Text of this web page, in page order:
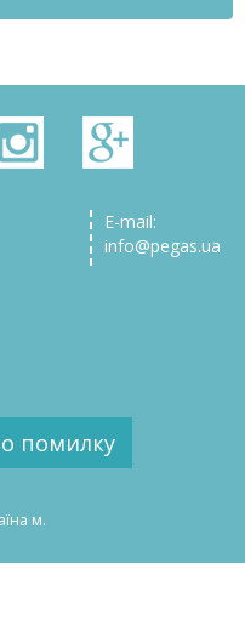
E-mail:
info@pegas.ua
помилку
м.